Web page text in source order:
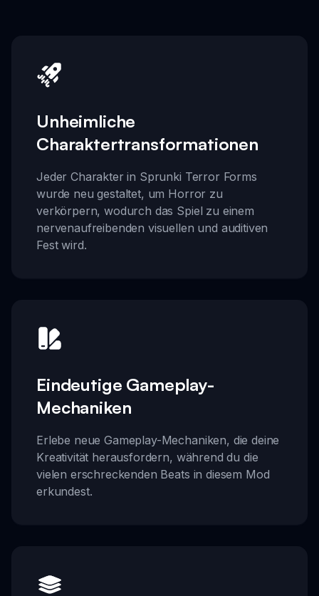
Unheimliche
Charaktertransformationen
Jeder Charakter in Sprunki Terror Forms
wurde neu gestaltet, um Horror zu
verkörpern, wodurch das Spiel zu einem
nervenaufreibenden visuellen und auditiven
Fest wird.
Eindeutige Gameplay-
Mechaniken
Erlebe neue Gameplay-Mechaniken, die deine
Kreativität herausfordern, während du die
vielen erschreckenden Beats in diesem Mod
erkundest.